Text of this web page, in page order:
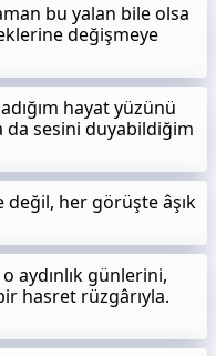
bu yalan bile olsa
değişmeye
hayat yüzünü
sesini duyabildiğim
her görüşte âşık
aydınlık günlerini,
hasret rüzgârıyla.